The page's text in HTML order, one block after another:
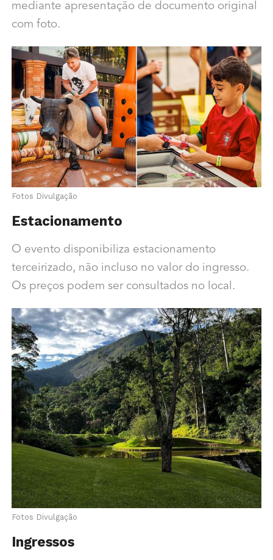
mediante apresentação de documento original
com foto.
Fotos Divulgação
Estacionamento
O evento disponibiliza estacionamento
terceirizado, não incluso no valor do ingresso.
Os preços podem ser consultados no local.
Fotos Divulgação
Ingressos